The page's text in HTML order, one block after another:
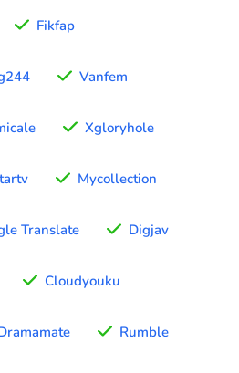
Fikfap
Vanfem
Xgloryhole
Mycollection
Translate Digjav
Cloudyouku
Rumble